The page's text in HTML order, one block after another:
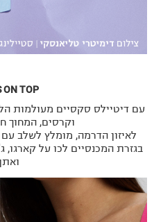
ON TOP
עם דיטיילס סקסיים מעולמות
וקרסים, המחוך
לאיזון הדרמה, מומלץ לשלב עם
בגזרת המכנסיים לכו על קארגו,